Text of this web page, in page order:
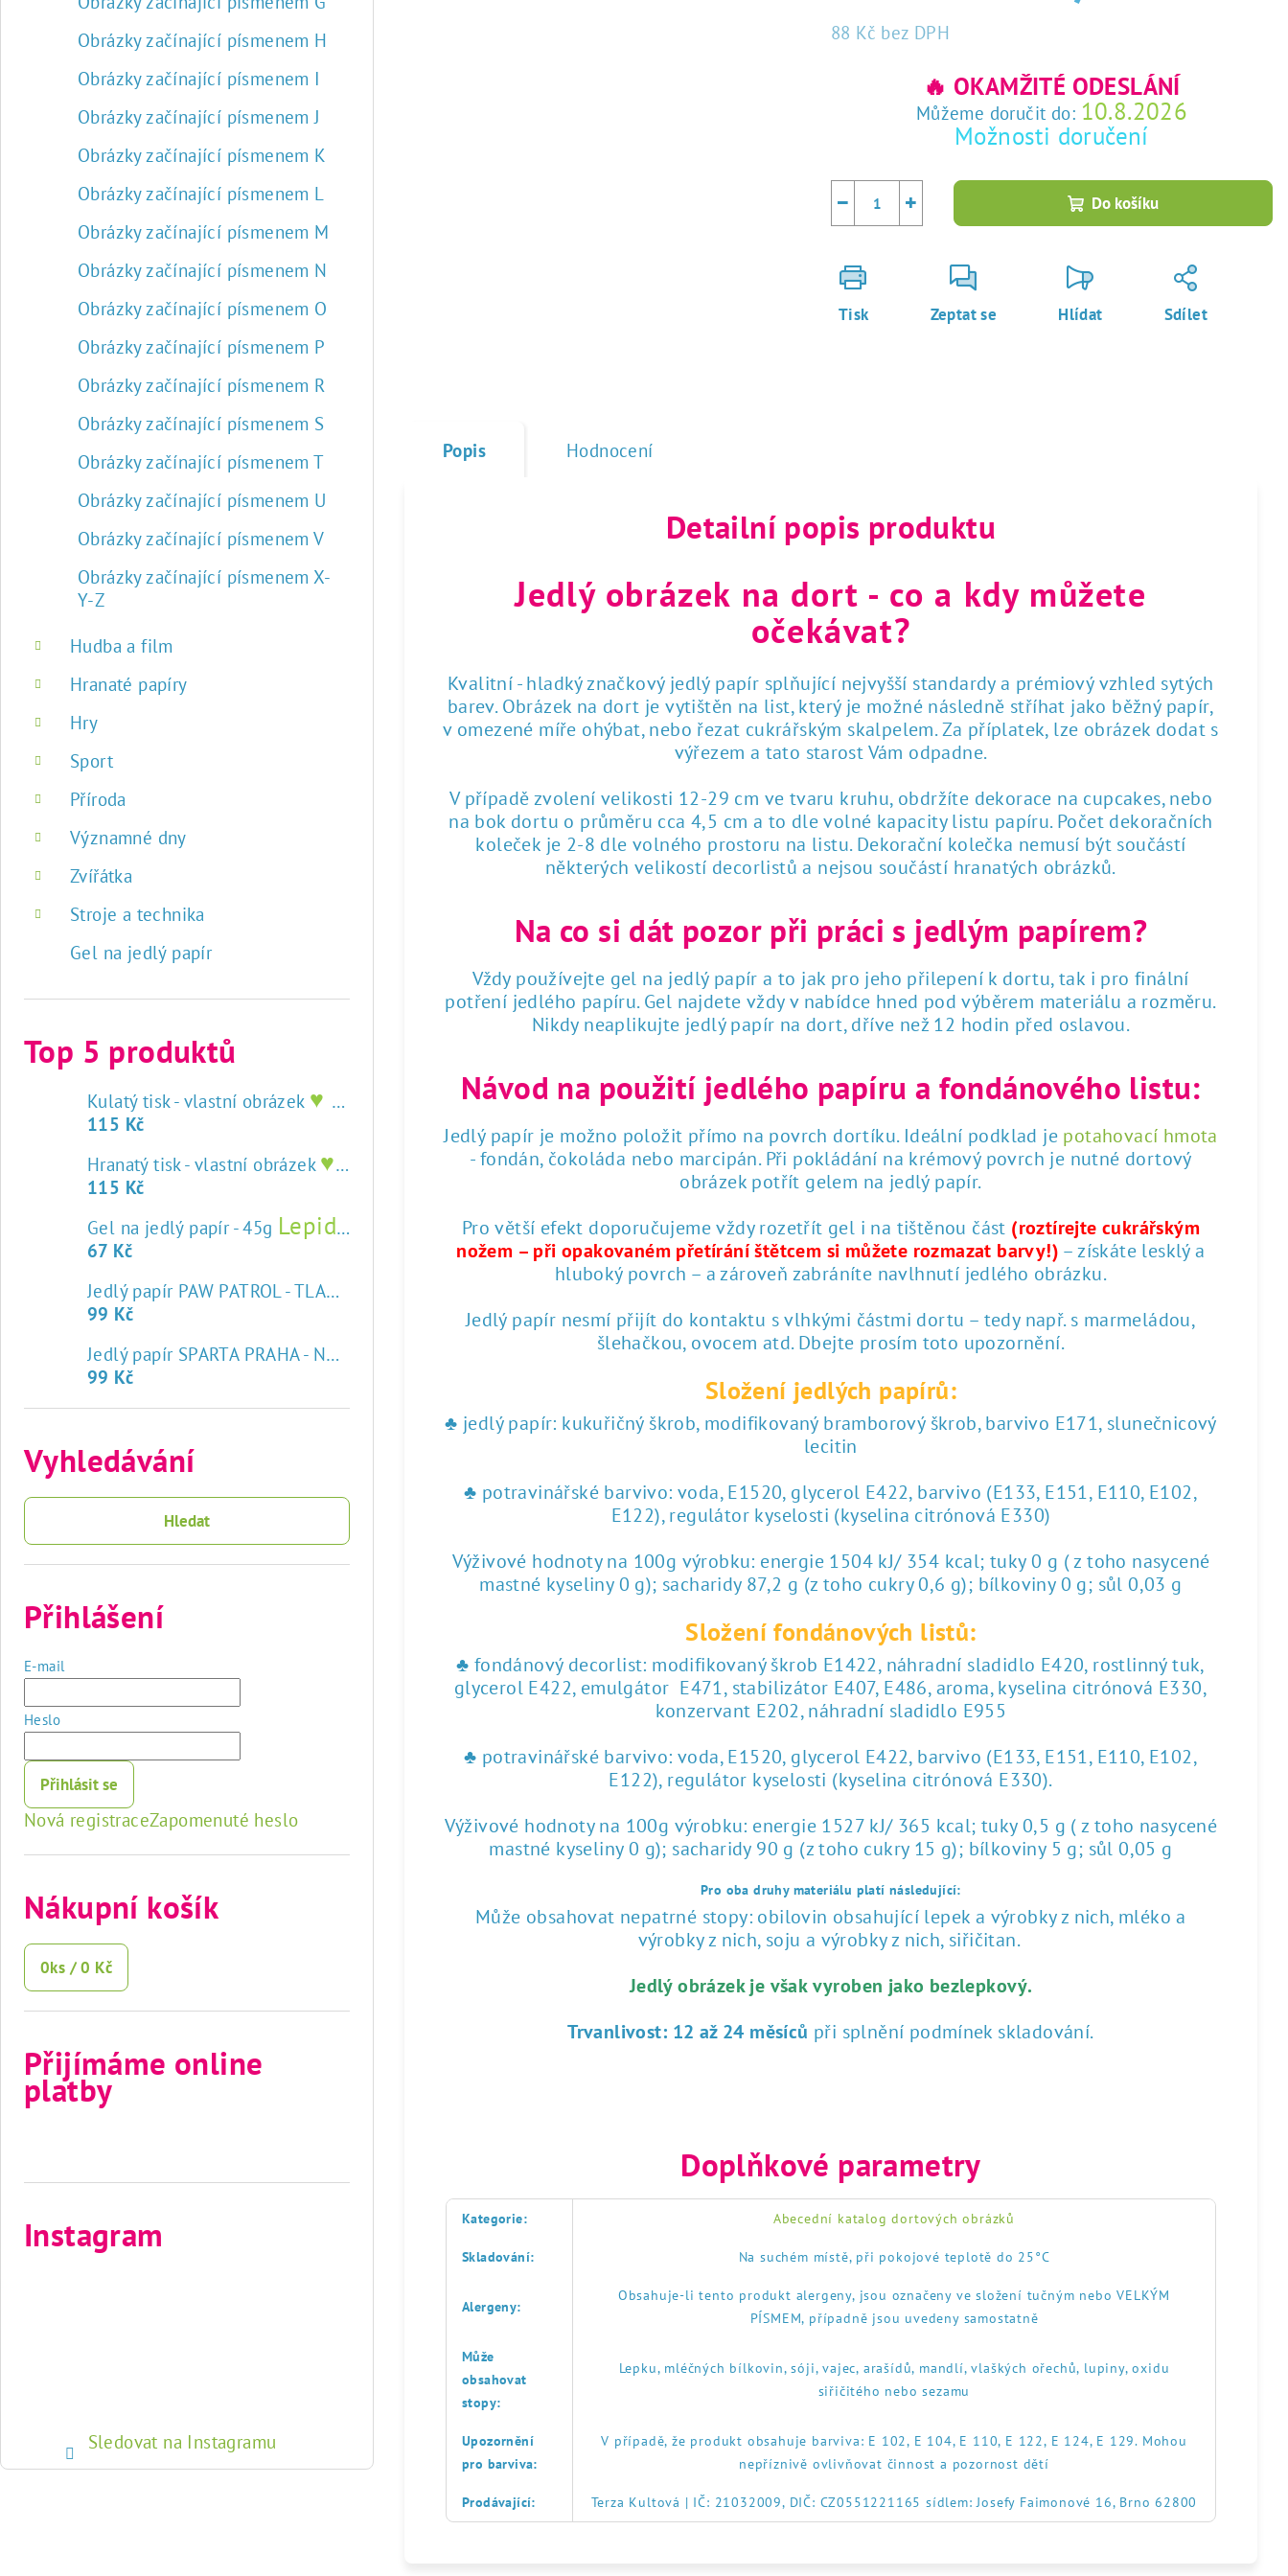
Obrázky začínající písmenem H
Obrázky začínající písmenem I
Obrázky začínající písmenem J
Obrázky začínající písmenem K
Obrázky začínající písmenem L
Obrázky začínající písmenem M
Obrázky začínající písmenem N
Obrázky začínající písmenem O
Obrázky začínající písmenem P
Obrázky začínající písmenem R
Obrázky začínající písmenem S
Obrázky začínající písmenem T
Obrázky začínající písmenem U
Obrázky začínající písmenem V
Obrázky začínající písmenem X-
Y-Z
Hudba a film
Hranaté papíry
Hry
Sport
Příroda
Významné dny
Zvířátka
Stroje a technika
Gel na jedlý papír
Top 5 produktů
Kulatý tisk - vlastní obrázek ♥ tisk na jedlý papír
115 Kč
Hranatý tisk - vlastní obrázek ♥ tisk na jedlý papír
115 Kč
Gel na jedlý papír - 45g Lepidlo na jedlý papír
67 Kč
Jedlý papír PAW PATROL - TLAPKOVÁ PATROLA
♥ tisk na jedlý papír
99 Kč
Jedlý papír SPARTA PRAHA - NOVÝ ZNAK
♥ tisk na jedlý papír
99 Kč
Vyhledávání
Hledat
Přihlášení
E-mail
Heslo
Přihlásit se
Nová registraceZapomenuté heslo
Nákupní košík
0ks /0 Kč
Přijímáme online
platby
Instagram
Sledovat na Instagramu
88 Kč bez DPH
🔥 OKAMŽITÉ ODESLÁNÍ
Můžeme doručit do: 10.8.2026
Možnosti doručení
+
− Do košíku
Tisk Zeptat se Hlídat Sdílet
Popis Hodnocení
Detailní popis produktu
Jedlý obrázek na dort - co a kdy můžete
očekávat?
Kvalitní - hladký značkový jedlý papír splňující nejvyšší standardy a prémiový vzhled sytých
barev. Obrázek na dort je vytištěn na list, který je možné následně stříhat jako běžný papír,
v omezené míře ohýbat, nebo řezat cukrářským skalpelem. Za příplatek, lze obrázek dodat s
výřezem a tato starost Vám odpadne.
V případě zvolení velikosti 12-29 cm ve tvaru kruhu, obdržíte dekorace na cupcakes, nebo
na bok dortu o průměru cca 4,5 cm a to dle volné kapacity listu papíru. Počet dekoračních
koleček je 2-8 dle volného prostoru na listu. Dekorační kolečka nemusí být součástí
některých velikostí decorlistů a nejsou součástí hranatých obrázků.
Na co si dát pozor při práci s jedlým papírem?
Vždy používejte gel na jedlý papír a to jak pro jeho přilepení k dortu, tak i pro finální
potření jedlého papíru. Gel najdete vždy v nabídce hned pod výběrem materiálu a rozměru.
Nikdy neaplikujte jedlý papír na dort, dříve než 12 hodin před oslavou.
Návod na použití jedlého papíru a fondánového listu:
Jedlý papír je možno položit přímo na povrch dortíku. Ideální podklad je potahovací hmota
- fondán, čokoláda nebo marcipán. Při pokládání na krémový povrch je nutné dortový
obrázek potřít gelem na jedlý papír.
Pro větší efekt doporučujeme vždy rozetřít gel i na tištěnou část (roztírejte cukrářským
nožem – při opakovaném přetírání štětcem si můžete rozmazat barvy!) – získáte lesklý a
hluboký povrch – a zároveň zabráníte navlhnutí jedlého obrázku.
Jedlý papír nesmí přijít do kontaktu s vlhkými částmi dortu – tedy např. s marmeládou,
šlehačkou, ovocem atd. Dbejte prosím toto upozornění.
Složení jedlých papírů:
♣ jedlý papír: kukuřičný škrob, modifikovaný bramborový škrob, barvivo E171, slunečnicový
lecitin
♣ potravinářské barvivo: voda, E1520, glycerol E422, barvivo (E133, E151, E110, E102,
E122), regulátor kyselosti (kyselina citrónová E330)
Výživové hodnoty na 100g výrobku: energie 1504 kJ/ 354 kcal; tuky 0 g ( z toho nasycené
mastné kyseliny 0 g); sacharidy 87,2 g (z toho cukry 0,6 g); bílkoviny 0 g; sůl 0,03 g
Složení fondánových listů:
♣ fondánový decorlist: modifikovaný škrob E1422, náhradní sladidlo E420, rostlinný tuk,
glycerol E422, emulgátor E471, stabilizátor E407, E486, aroma, kyselina citrónová E330,
konzervant E202, náhradní sladidlo E955
♣ potravinářské barvivo: voda, E1520, glycerol E422, barvivo (E133, E151, E110, E102,
E122), regulátor kyselosti (kyselina citrónová E330).
Výživové hodnoty na 100g výrobku: energie 1527 kJ/ 365 kcal; tuky 0,5 g ( z toho nasycené
mastné kyseliny 0 g); sacharidy 90 g (z toho cukry 15 g); bílkoviny 5 g; sůl 0,05 g
Pro oba druhy materiálu platí následující:
Může obsahovat nepatrné stopy: obilovin obsahující lepek a výrobky z nich, mléko a
výrobky z nich, soju a výrobky z nich, siřičitan.
Jedlý obrázek je však vyroben jako bezlepkový.
Trvanlivost: 12 až 24 měsíců při splnění podmínek skladování.
Doplňkové parametry
Kategorie: Abecední katalog dortových obrázků
Skladování: Na suchém místě, při pokojové teplotě do 25°C
Alergeny:
Obsahuje-li tento produkt alergeny, jsou označeny ve složení tučným nebo VELKÝM
PÍSMEM, případně jsou uvedeny samostatně
Může
obsahovat
stopy:
Lepku, mléčných bílkovin, sóji, vajec, arašídů, mandlí, vlaškých ořechů, lupiny, oxidu
siřičitého nebo sezamu
Upozornění
pro barviva:
V případě, že produkt obsahuje barviva: E 102, E 104, E 110, E 122, E 124, E 129. Mohou
nepříznivě ovlivňovat činnost a pozornost dětí
Prodávající: Terza Kultová | IČ: 21032009, DIČ: CZ0551221165 sídlem: Josefy Faimonové 16, Brno 62800